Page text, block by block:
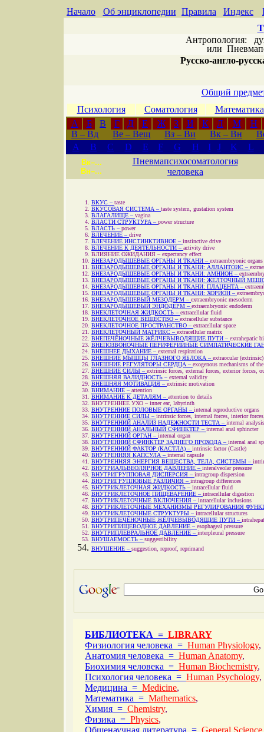
Начало Об энциклопедии Правила Индекс
Антропология:
или
Русско-англо-
Общий
Психология
Соматология
Математика
А
Б В Г Д Е Ж З И К Л М
Н
В – Вд
Ве – Вещ Вз – Ви Вк – Вн
A
B C D E F G H I J K L
Вк–...
Вн–...
Пневмапсихосоматология
человека
ВКУС – taste
ВКУСОВАЯ СИСТЕМА – taste system, gustation system
ВЛАГАЛИЩЕ – vagina
ВЛАСТИ СТРУКТУРА – power structure
ВЛАСТЬ – power
ВЛЕЧЕНИЕ – drive
ВЛЕЧЕНИЕ ИНСТИНКТИВНОЕ – instinctive drive
ВЛЕЧЕНИЕ К ДЕЯТЕЛЬНОСТИ – activity drive
ВЛИЯНИЕ ОЖИДАНИЯ – expectancy effect
ВНЕЗАРОДЫШЕВЫЕ ОРГАНЫ И ТКАНИ – extraembryonic
ВНЕЗАРОДЫШЕВЫЕ ОРГАНЫ И ТКАНИ: АЛЛАНТОИС –
ВНЕЗАРОДЫШЕВЫЕ ОРГАНЫ И ТКАНИ: АМНИОН –
ВНЕЗАРОДЫШЕВЫЕ ОРГАНЫ И ТКАНИ: ЖЕЛТОЧНЫЙ
ВНЕЗАРОДЫШЕВЫЕ ОРГАНЫ И ТКАНИ: ПЛАЦЕНТА –
ВНЕЗАРОДЫШЕВЫЕ ОРГАНЫ И ТКАНИ: ХОРИОН –
ВНЕЗАРОДЫШЕВЫЙ МЕЗОДЕРМ – extraembryonic mesoderm
ВНЕЗАРОДЫШЕВЫЙ ЭНДОДЕРМ – extraembryonic endoderm
ВНЕКЛЕТОЧНАЯ ЖИДКОСТЬ – extracellular fluid
ВНЕКЛЕТОЧНОЕ ВЕЩЕСТВО – extracellular substance
ВНЕКЛЕТОЧНОЕ ПРОСТРАНСТВО – extracellular space
ВНЕКЛЕТОЧНЫЙ МАТРИКС – extracellular matrix
ВНЕПЕЧЁНОЧНЫЕ ЖЁЛЧЕВЫВОДЯЩИЕ ПУТИ – extrahepatic
ВНЕПОЗВОНОЧНЫЕ ПЕРИФЕРИЙНЫЕ СИМПАТИЧЕСКИЕ
ВНЕШНЕЕ ДЫХАНИЕ – external respiration
ВНЕШНИЕ МЫШЦЫ ГЛАЗНОГО ЯБЛОКА – extraocular
ВНЕШНИЕ РЕГУЛЯТОРЫ СЕРДЦА – exogenous mechanisms of
ВНЕШНИЕ СИЛЫ – extrinsic forces, external forces, exterior forces,
ВНЕШНЯЯ ВАЛИДНОСТЬ – external validity
ВНЕШНЯЯ МОТИВАЦИЯ – extrinsic motivation
ВНИМАНИЕ – attention
ВНИМАНИЕ К ДЕТАЛЯМ – attention to details
ВНУТРЕННЕЕ УХО – inner ear, labyrinth
ВНУТРЕННИЕ ПОЛОВЫЕ ОРГАНЫ – internal reproductive organs
ВНУТРЕННИЕ СИЛЫ – intrinsic forces, internal forces, interior
ВНУТРЕННИЙ АНАЛИЗ НАДЕЖНОСТИ ТЕСТА – internal
ВНУТРЕННИЙ АНАЛЬНЫЙ СФИНКТЕР – internal anal sphincter
ВНУТРЕННИЙ ОРГАН – internal organ
ВНУТРЕННИЙ СФИНКТЕР ЗАДНЕГО ПРОХОДА – internal anal
ВНУТРЕННИЙ ФАКТОР (КАСТЛА) – intrinsic factor (Castle)
ВНУТРЕННЯЯ КАПСУЛА – internal capsule
ВНУТРЕННЯЯ ЭНЕРГИЯ ВЕЩЕСТВА, ТЕЛА, СИСТЕМЫ –
ВНУТРИАЛЬВЕОЛЯРНОЕ ДАВЛЕНИЕ – interalveolar pressure
ВНУТРИГРУППОВАЯ ДИСПЕРСИЯ – intragroup dispersion
ВНУТРИГРУППОВЫЕ РАЗЛИЧИЯ – intragroup differences
ВНУТРИКЛЕТОЧНАЯ ЖИДКОСТЬ – intracellular fluid
ВНУТРИКЛЕТОЧНОЕ ПИЩЕВАРЕНИЕ – intracellular digestion
ВНУТРИКЛЕТОЧНЫЕ ВКЛЮЧЕНИЯ – intracellular inclusions
ВНУТРИКЛЕТОЧНЫЕ МЕХАНИЗМЫ РЕГУЛИРОВАНИЯ
ВНУТРИКЛЕТОЧНЫЕ СТРУКТУРЫ – intracellular structures
ВНУТРИПЕЧЁНОЧНЫЕ ЖЁЛЧЕВЫВОДЯЩИЕ ПУТИ –
ВНУТРИПИЩЕВОДНОЕ ДАВЛЕНИЕ – esophageal pressure
ВНУТРИПЛЕВРАЛЬНОЕ ДАВЛЕНИЕ – interpleural pressure
ВНУШАЕМОСТЬ – suggestibility
ВНУШЕНИЕ – suggestion, reproof, reprimand
БИБЛИОТЕКА = LIBRARY
Физиология человека = Human Physiology,
Анатомия человека = Human Anatomy,
Биохимия человека = Human Biochemistry,
Психология человека = Human Psychology,
Медицина = Medicine,
Математика = Mathematics,
Химия = Chemistry,
Физика = Physics,
Общенаучная литература = General